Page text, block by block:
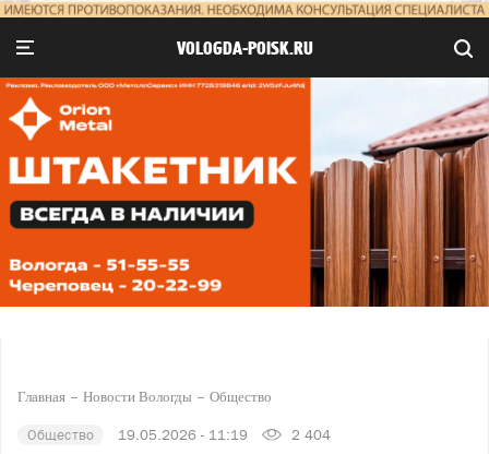
VOLOGDA-POISK.RU
Главная Новости Вологды Общество
Общество 19.05.2026 - 11:19 2 404